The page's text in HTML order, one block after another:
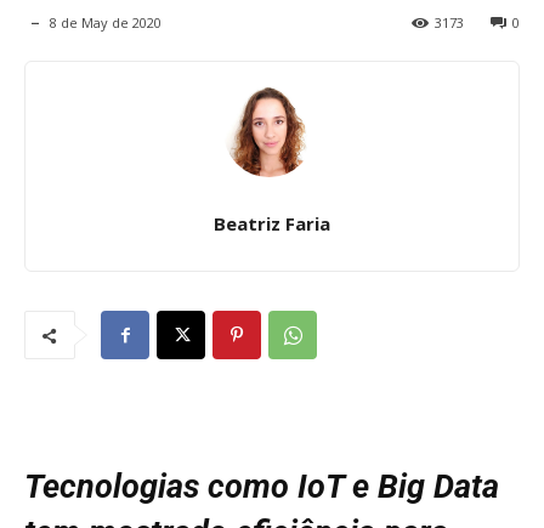
8 de May de 2020 0
3173
Beatriz Faria
Tecnologias como IoT e Big Data